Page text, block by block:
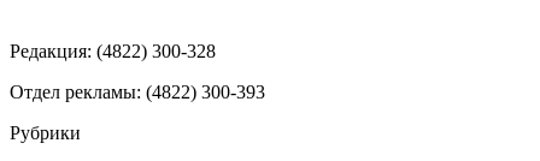
Редакция: (4822) 300-328
Отдел рекламы: (4822) 300-393
Рубрики